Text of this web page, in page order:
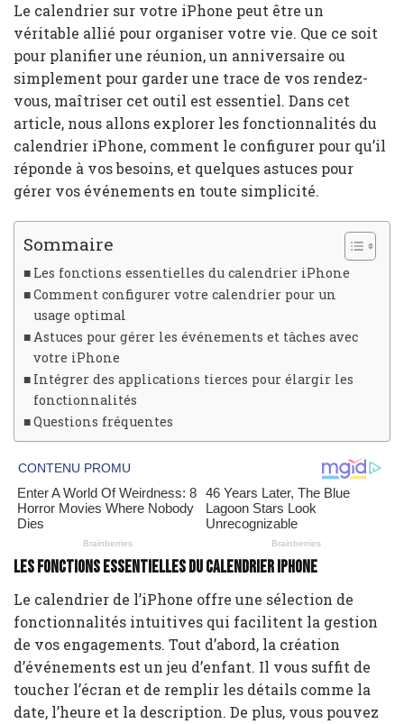
Le calendrier sur votre iPhone peut être un
véritable allié pour organiser votre vie. Que ce soit
pour planifier une réunion, un anniversaire ou
simplement pour garder une trace de vos rendez-
vous, maîtriser cet outil est essentiel. Dans cet
article, nous allons explorer les fonctionnalités du
calendrier iPhone, comment le configurer pour qu’il
réponde à vos besoins, et quelques astuces pour
gérer vos événements en toute simplicité.
Sommaire
Les fonctions essentielles du calendrier iPhone
Comment configurer votre calendrier pour un
usage optimal
Astuces pour gérer les événements et tâches avec
votre iPhone
Intégrer des applications tierces pour élargir les
fonctionnalités
Questions fréquentes
Les fonctions essentielles du calendrier iPhone
Le calendrier de l’iPhone offre une sélection de
fonctionnalités intuitives qui facilitent la gestion
de vos engagements. Tout d’abord, la création
d’événements est un jeu d’enfant. Il vous suffit de
toucher l’écran et de remplir les détails comme la
date, l’heure et la description. De plus, vous pouvez